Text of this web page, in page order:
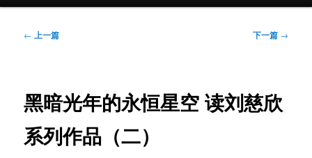
文
← 上一篇 下一篇 →
黑暗光年的永恒星空 读刘慈欣
系列作品（二）